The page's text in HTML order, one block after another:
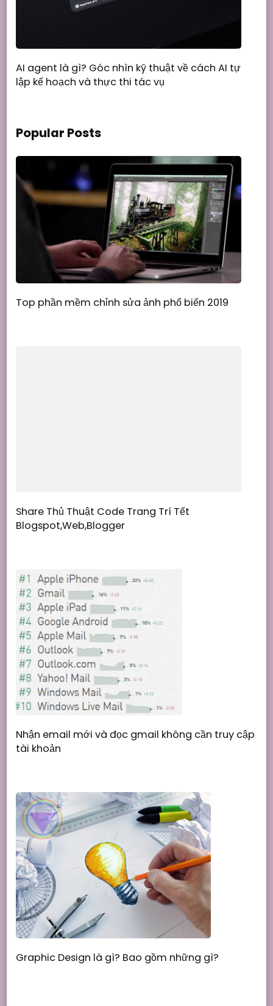
AI agent là gì? Góc nhìn kỹ thuật về cách AI tự
lập kế hoạch và thực thi tác vụ
Popular Posts
Top phần mềm chỉnh sửa ảnh phổ biến 2019
Share Thủ Thuật Code Trang Trí Tết
Blogspot,Web,Blogger
Nhận email mới và đọc gmail không cần truy cập
tài khoản
Graphic Design là gì? Bao gồm những gì?